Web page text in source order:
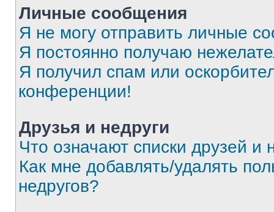
Личные сообщения
Я не могу отправить личные
Я постоянно получаю
Я получил спам или
конференции!
Друзья и недруги
Что означают списки друзей и
Как мне добавлять/удалять
недругов?